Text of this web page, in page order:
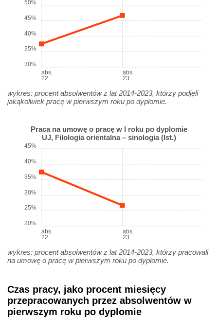
abs.
22
abs.
23
30%
35%
40%
45%
50%
wykres: procent absolwentów z lat 2014-2023, którzy podjęli
jakąkolwiek pracę w pierwszym roku po dyplomie.
Praca na umowę o pracę w I roku po dyplomie
UJ, Filologia orientalna – sinologia (Ist.)
abs.
22
abs.
23
20%
25%
30%
35%
40%
45%
wykres: procent absolwentów z lat 2014-2023, którzy pracowali
na umowę o pracę w pierwszym roku po dyplomie.
Czas pracy, jako procent miesięcy
przepracowanych przez absolwentów w
pierwszym roku po dyplomie